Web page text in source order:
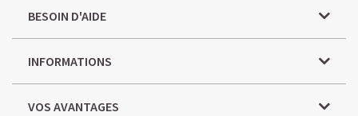
BESOIN D'AIDE
INFORMATIONS
VOS AVANTAGES